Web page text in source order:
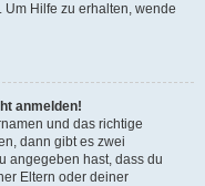
Hilfe zu erhalten, wende
anmelden!
und das richtige
dann gibt es zwei
angegeben hast, dass du
Eltern oder deiner